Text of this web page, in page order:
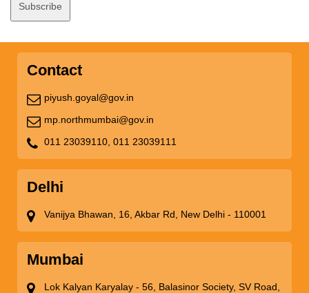
Contact
piyush.goyal@gov.in
mp.northmumbai@gov.in
011 23039110, 011 23039111
Delhi
Vanijya Bhawan, 16, Akbar Rd, New Delhi - 110001
Mumbai
Lok Kalyan Karyalay - 56, Balasinor Society, SV Road,